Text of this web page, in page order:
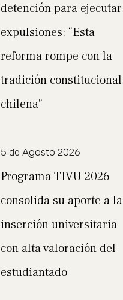
detención para ejecutar
expulsiones: “Esta
reforma rompe con la
tradición constitucional
chilena”
5 de Agosto 2026
Programa TIVU 2026
consolida su aporte a la
inserción universitaria
con alta valoración del
estudiantado